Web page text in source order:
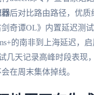
后对比路由路径，优质
奇谭OL》内置延迟测
的南非到上海延迟，
几天记录高峰时段表现
在周末集体掉线。